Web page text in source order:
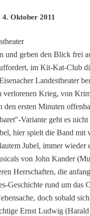
Oktober 2011
und geben den Blick frei
im Kit-Kat-Club
Landestheater
Krieg, von
ersten Minuten
Variante geht es
hier spielt die Band mit
Jubel, immer wieder
von John Kander
Herrschaften, die
Geschichte rund um das
doch sobald
Ernst Ludwig